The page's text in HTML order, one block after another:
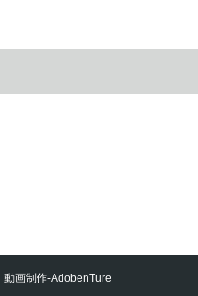
動画制作-AdobenTure